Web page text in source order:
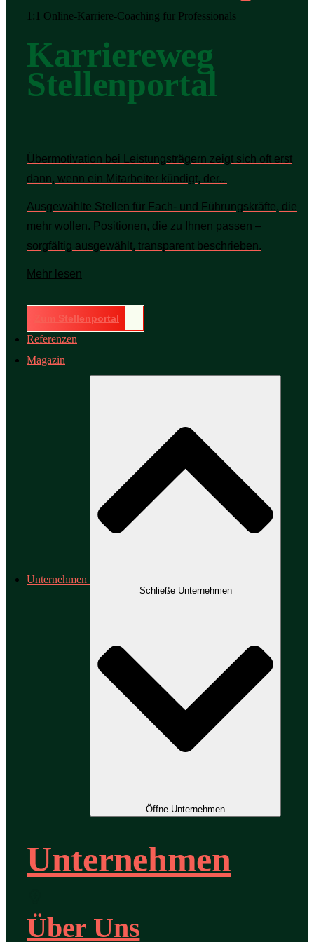
1:1 Online-Karriere-Coaching für Professionals
Karriereweg
Stellenportal
Übermotivation bei Leistungsträgern zeigt sich oft erst
dann, wenn ein Mitarbeiter kündigt, der...
Ausgewählte Stellen für Fach- und Führungskräfte, die
mehr wollen. Positionen, die zu Ihnen passen –
sorgfältig ausgewählt, transparent beschrieben.
Mehr lesen
Zum Stellenportal
Referenzen
Magazin
Unternehmen
Schließe Unternehmen
Öffne Unternehmen
Unternehmen
Über Uns